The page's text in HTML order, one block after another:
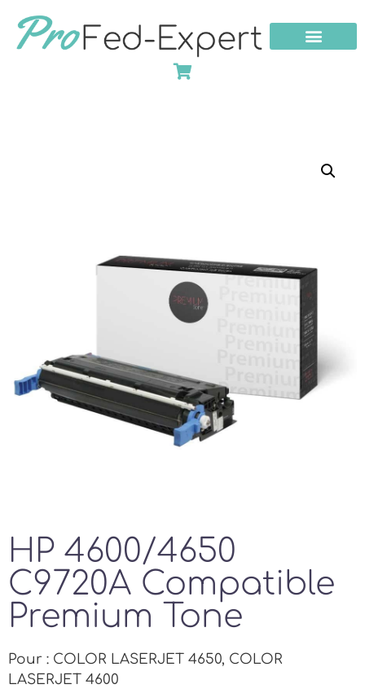
HP 4600/4650
C9720A Compatible
Premium Tone
Pour : COLOR LASERJET 4650, COLOR
LASERJET 4600